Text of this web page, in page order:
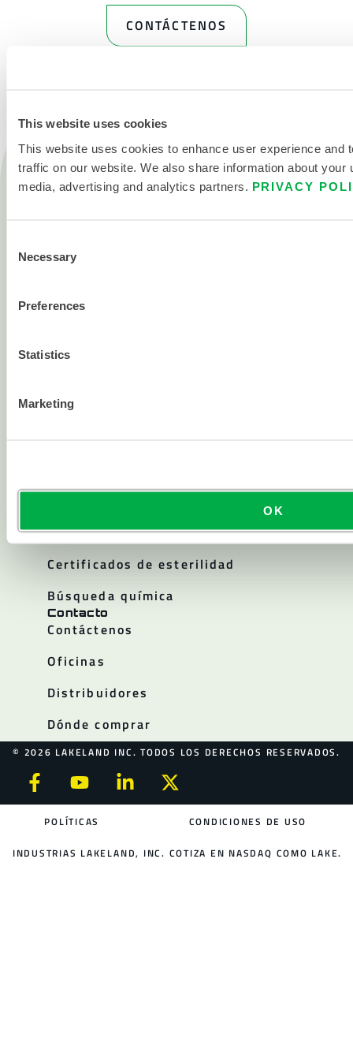
This website uses cookies
This website uses cookies to enhance user experience and
traffic on our website. We also share information about your
media, advertising and analytics partners. PRIVACY
Selection
Necessary
Preferences
Statistics
Marketing
OK
CONTÁCTENOS
Productos
Fuego
Empleos
Catálogos
Certificados de esterilidad
Búsqueda química
Contacto
Contáctenos
Oficinas
Distribuidores
Dónde comprar
© 2026 LAKELAND INC. TODOS LOS DERECHOS RESERVADOS.
POLÍTICAS CONDICIONES DE USO
INDUSTRIAS LAKELAND, INC. COTIZA EN NASDAQ COMO LAKE.